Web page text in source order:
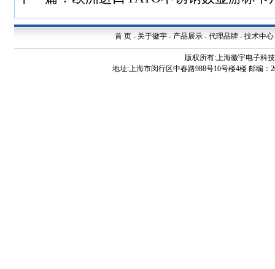
首 页- 关于徽宇- 产品展示- 代理品牌- 技术中心
版权所有:上海徽宇电子科
地址:上海市闵行区中春路988号10号楼4楼 邮编：